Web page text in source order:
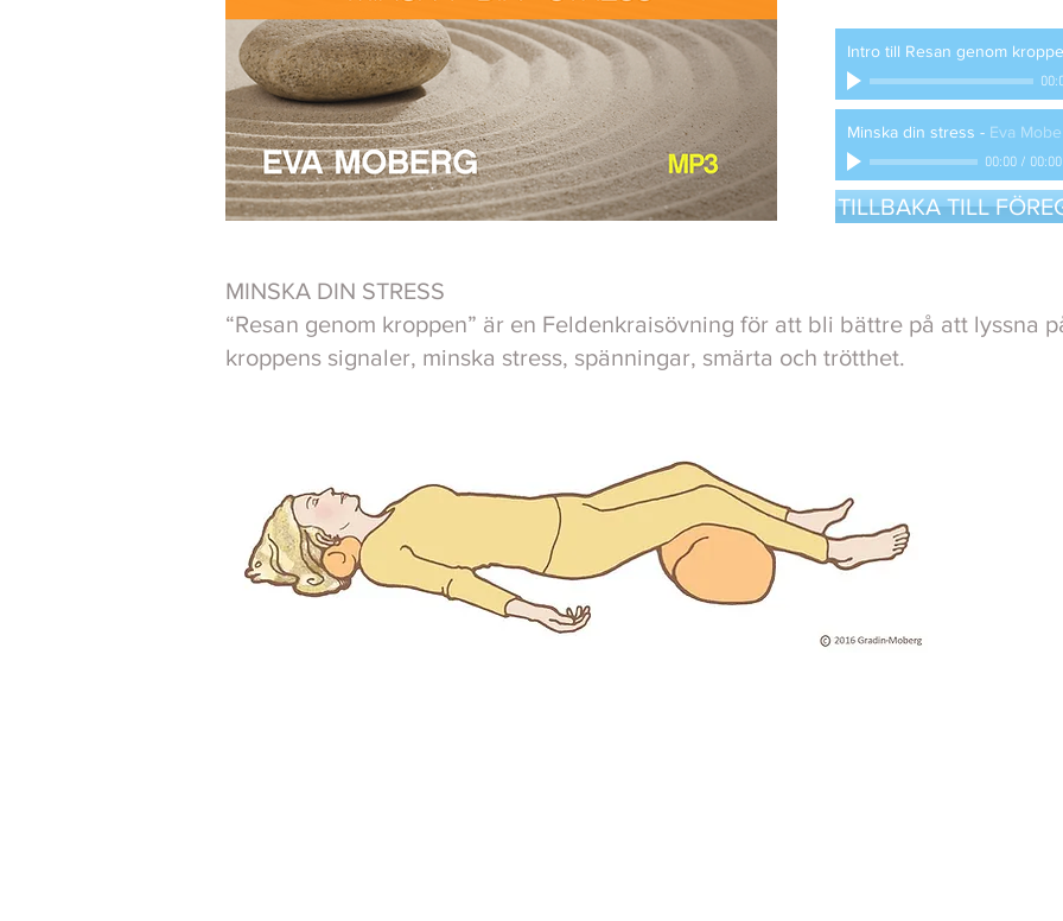
Intro till Resan genom
Minska din stress - Eva
00:00/ 00:00
TILLBAKA TILL
MINSKA DIN STRESS
“Resan genom kroppen” är en Feldenkraisövning för att bli bättre på att lyssna
kroppens signaler, minska stress, spänningar, smärta och trötthet.